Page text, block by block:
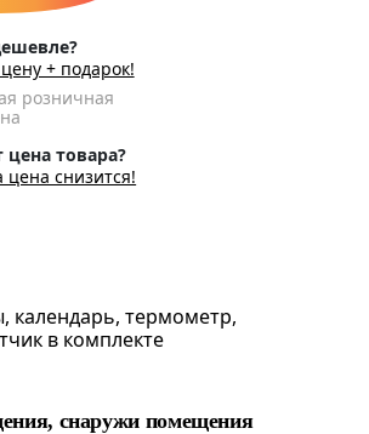
+ подарок!
розничная
цена товара?
цена снизится!
календарь, термометр,
в комплекте
снаружи помещения